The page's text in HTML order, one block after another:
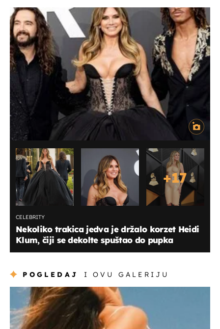
+17
CELEBRITY
Nekoliko trakica jedva je držalo korzet Heidi
Klum, čiji se dekolte spuštao do pupka
POGLEDAJ I OVU GALERIJU